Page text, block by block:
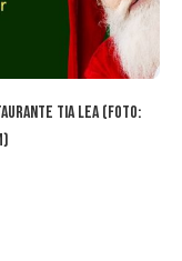
Tia Lea (Foto: